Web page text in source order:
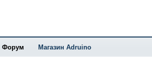
Форум Магазин Adruino